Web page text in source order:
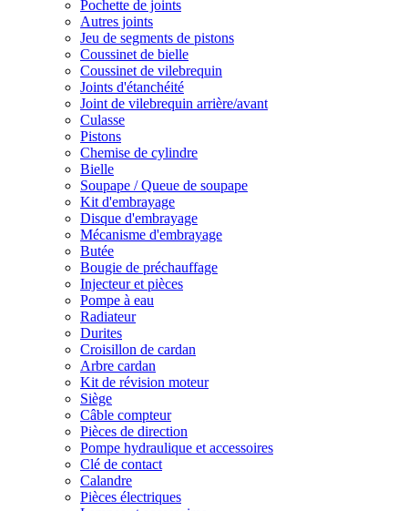
Pochette de joints
Autres joints
Jeu de segments de pistons
Coussinet de bielle
Coussinet de vilebrequin
Joints d'étanchéité
Joint de vilebrequin arrière/avant
Culasse
Pistons
Chemise de cylindre
Bielle
Soupape / Queue de soupape
Kit d'embrayage
Disque d'embrayage
Mécanisme d'embrayage
Butée
Bougie de préchauffage
Injecteur et pièces
Pompe à eau
Radiateur
Durites
Croisillon de cardan
Arbre cardan
Kit de révision moteur
Siège
Câble compteur
Pièces de direction
Pompe hydraulique et accessoires
Clé de contact
Calandre
Pièces électriques